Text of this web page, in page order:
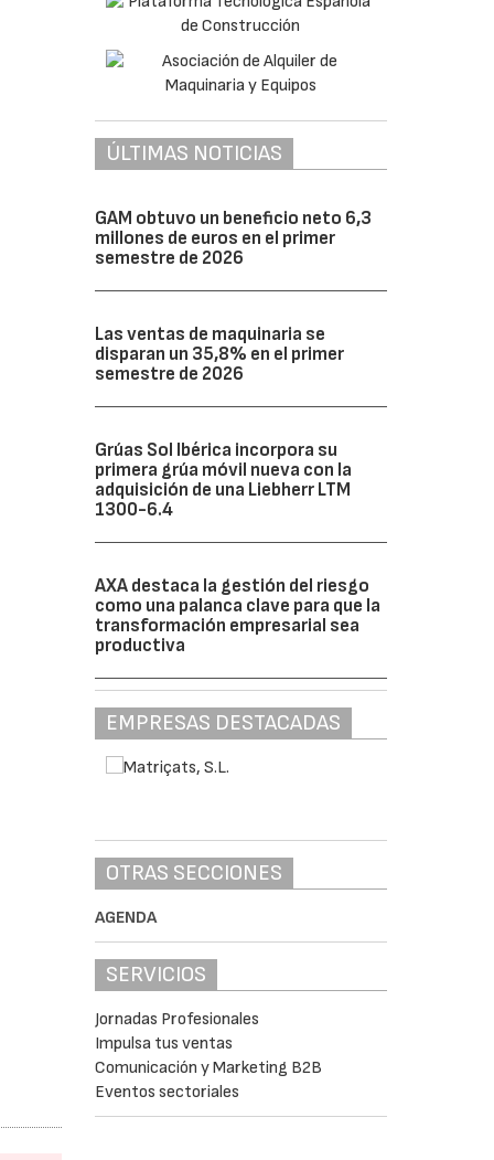
ÚLTIMAS NOTICIAS
GAM obtuvo un beneficio neto 6,3
millones de euros en el primer
semestre de 2026
Las ventas de maquinaria se
disparan un 35,8% en el primer
semestre de 2026
Grúas Sol Ibérica incorpora su
primera grúa móvil nueva con la
adquisición de una Liebherr LTM
1300-6.4
AXA destaca la gestión del riesgo
como una palanca clave para que la
transformación empresarial sea
productiva
EMPRESAS DESTACADAS
OTRAS SECCIONES
AGENDA
SERVICIOS
Jornadas Profesionales
Impulsa tus ventas
Comunicación y Marketing B2B
Eventos sectoriales